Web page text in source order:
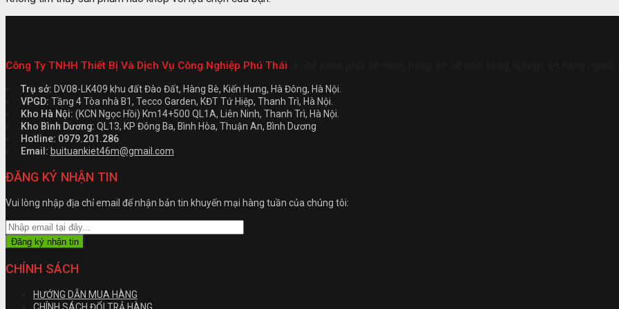
Công Ty TNHH Thiết Bị Và Dịch Vụ Công Nghiệp Phú Thái
Trụ sở: DV08-LK409 khu đất Đào Đất, Hàng Bè, Kiến Hưng, Hà Đông, Hà Nội.
VPGD: Tầng 4 Tòa nhà B1, Tecco Garden, KĐT Tứ Hiệp, Thanh Trì, Hà Nội.
Kho Hà Nội: (KCN Ngọc Hồi) Km14+500 QL1A, Liên Ninh, Thanh Trì, Hà Nội.
Kho Bình Dương: QL13, KP Đông Ba, Bình Hòa, Thuận An, Bình Dương
Hotline: 0979.201.286
Email: buituankiet46m@gmail.com
ĐĂNG KÝ NHẬN TIN
Vui lòng nhập địa chỉ email để nhận bản tin khuyến mại hàng tuần của chúng tôi:
CHÍNH SÁCH
HƯỚNG DẪN MUA HÀNG